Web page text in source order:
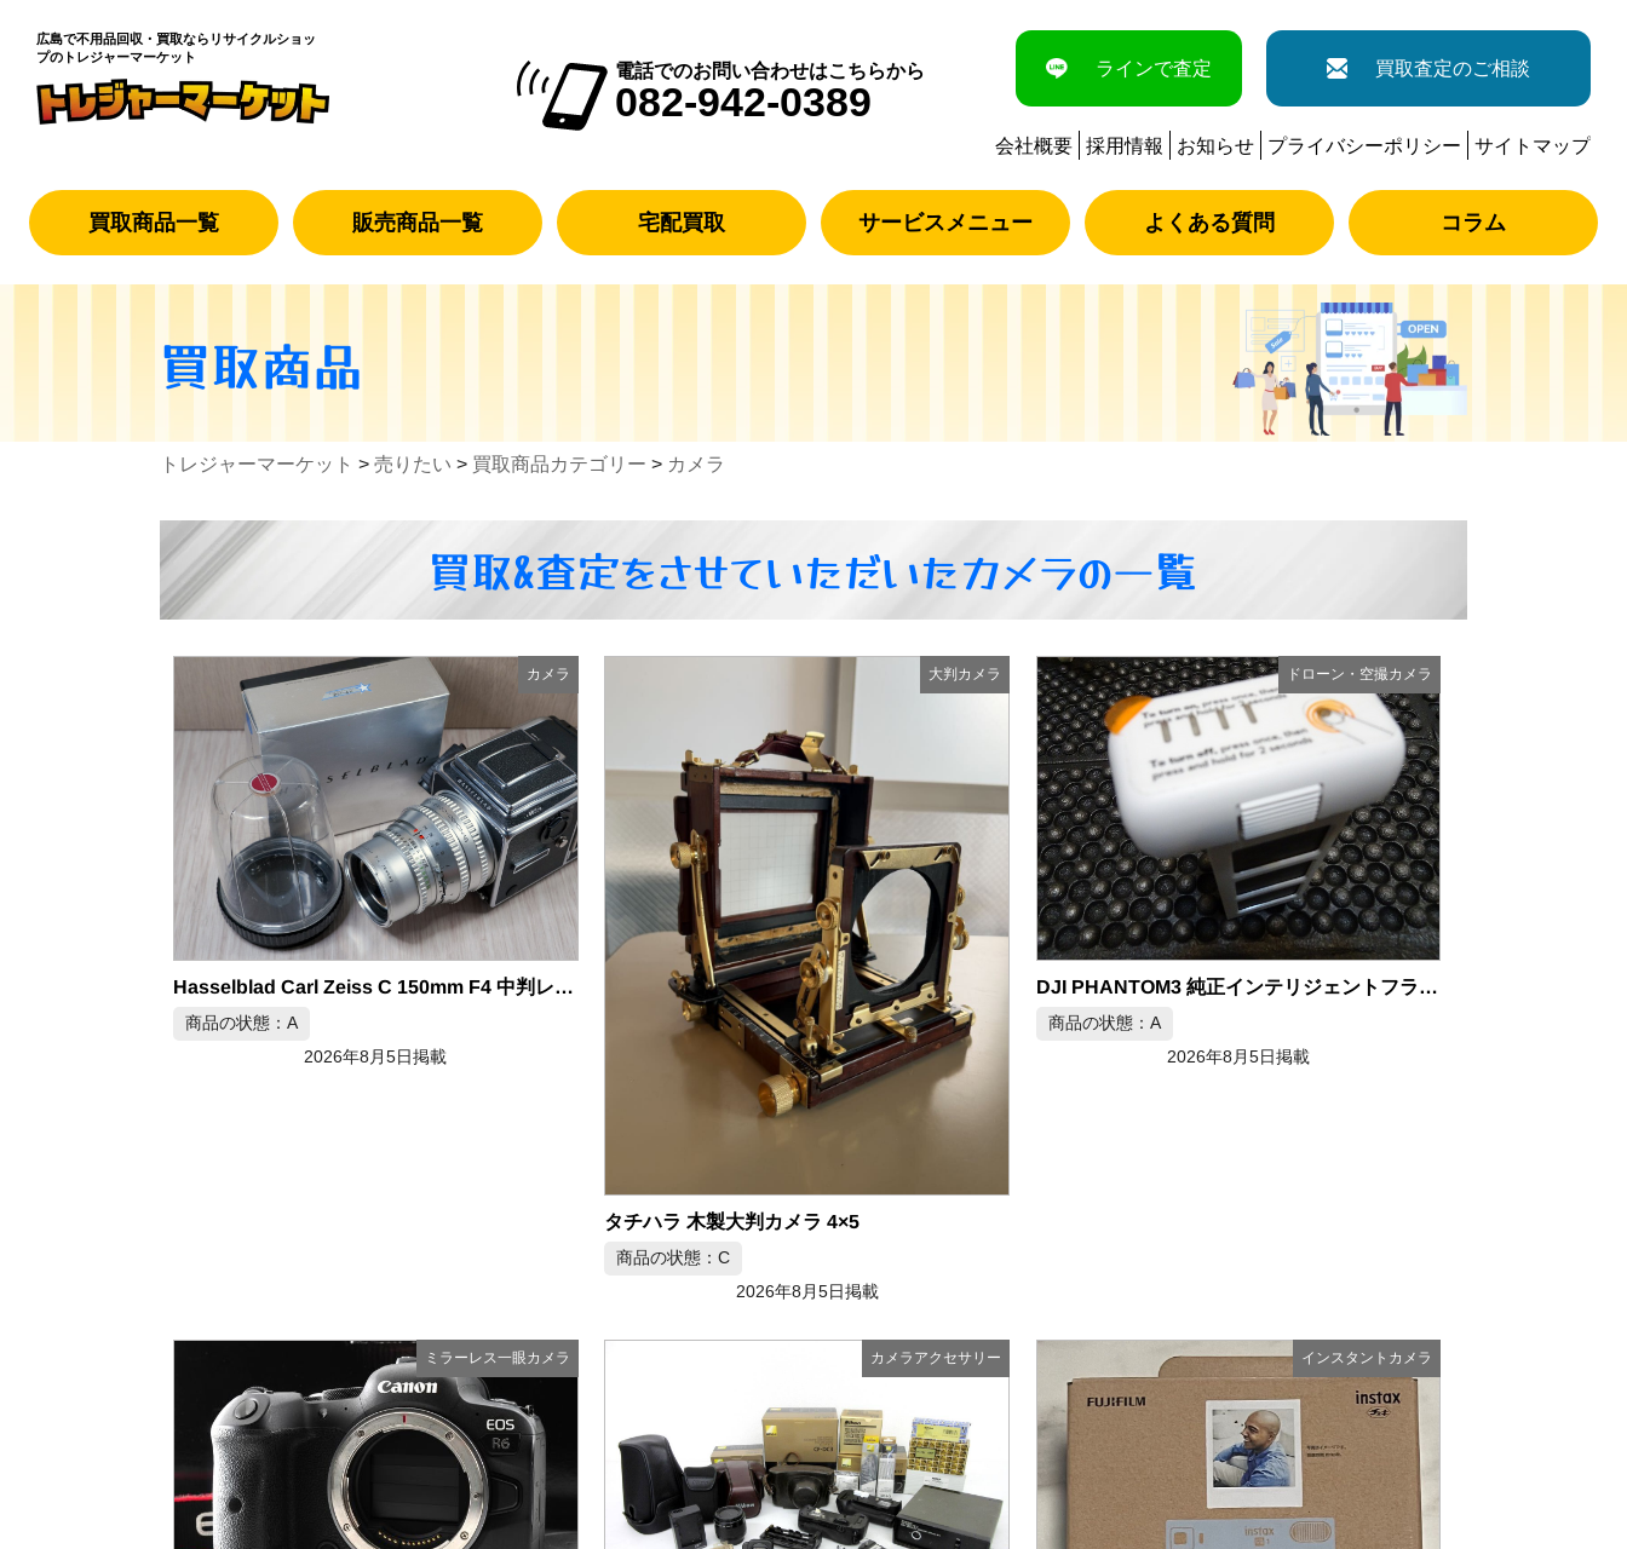
広島で不用品回収・買取なら リサイクルショッ
プのトレジャーマーケット
電話でのお問い合わせはこちらから
082-942-0389
ラインで査定 買取査定のご相談
会社概要 採用情報 お知らせ プライバシーポリシー サイトマップ
買取商品一覧 販売商品一覧 宅配買取 サービスメニュー よくある質問 コラム
買取商品
トレジャーマーケット > 売りたい > 買取商品カテゴリー > カメラ
買取&査定をさせていただいたカメラの一覧
カメラ
Hasselblad Carl Zeiss C 150mm F4 中判レンズ
商品の状態：A
2026年8月5日掲載
大判カメラ
タチハラ 木製大判カメラ 4×5
商品の状態：C
2026年8月5日掲載
ドローン・空撮カメラ
DJI PHANTOM3 純正インテリジェントフライトバッテリー
商品の状態：A
2026年8月5日掲載
ミラーレス一眼カメラ カメラアクセサリー インスタントカメラ